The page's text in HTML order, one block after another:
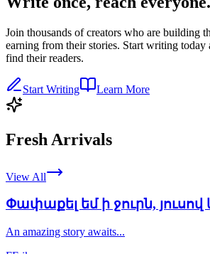
Join thousands of creators who are building
earning from their stories. Start writing today
find their readers.
Start Writing Learn More
Fresh Arrivals
View All
Փափաքել եմ ի ջուրն, յուսով
An amazing story awaits...